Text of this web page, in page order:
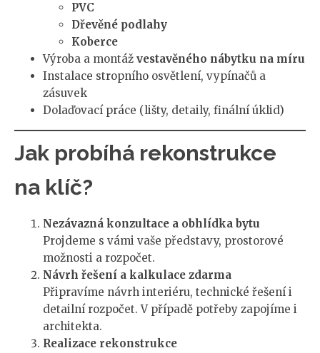
PVC
Dřevěné podlahy
Koberce
Výroba a montáž vestavěného nábytku na míru
Instalace stropního osvětlení, vypínačů a
zásuvek
Dolaďovací práce (lišty, detaily, finální úklid)
Jak probíhá rekonstrukce
na klíč?
Nezávazná konzultace a obhlídka bytu
Projdeme s vámi vaše představy, prostorové
možnosti a rozpočet.
Návrh řešení a kalkulace zdarma
Připravíme návrh interiéru, technické řešení i
detailní rozpočet. V případě potřeby zapojíme i
architekta.
Realizace rekonstrukce